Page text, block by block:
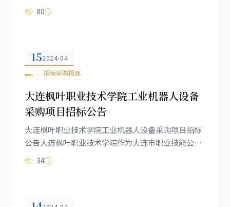
学院项目名称：工业机器人设备采购项目项目编号：
DLFY-2024-07二、中标信息中标单位：金普新区源韦
30个日历日内，将全部设备送达招标单位指定地点质
保期：设备验收合格后10年免费质保（人为因素除
外）三、主要中标内容（一）核心设备...
80
152024-04
招标采购招商
大连枫叶职业技术学院工业机器人设备
采购项目招标公告
大连枫叶职业技术学院工业机器人设备采购项目招标
公告大连枫叶职业技术学院作为大连市职业技能公共
实训基地，为进一步提升工业机器人系统运维员培训
质量，满足实训教学需求，现对工业机器人设备采购
34